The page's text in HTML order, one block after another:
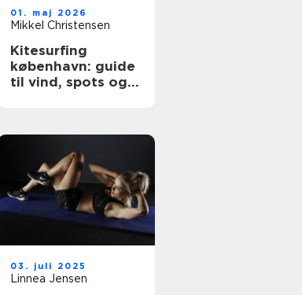
01. maj 2026
Mikkel Christensen
Kitesurfing
københavn: guide
til vind, spots og
03. juli 2025
Linnea Jensen